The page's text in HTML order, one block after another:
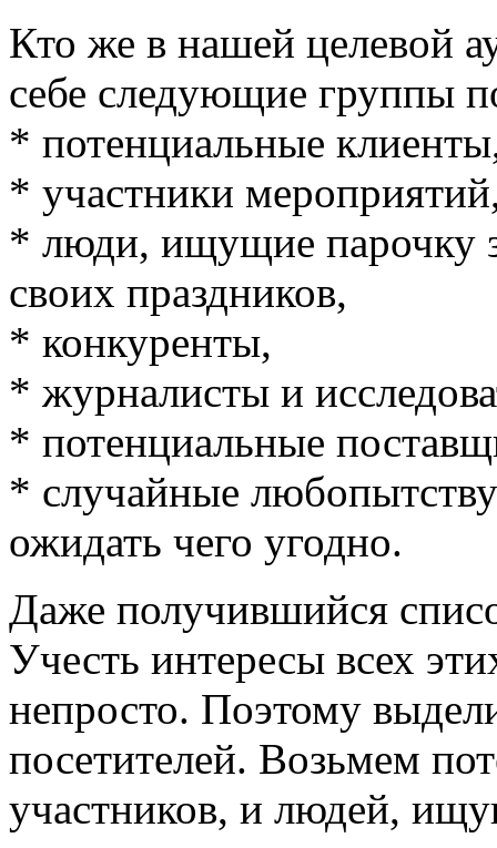
Кто же в нашей целевой
себе следующие группы
* потенциальные
* участники
* люди, ищущие парочку
своих праздников,
* конкуренты,
* журналисты и
* потенциальные
* случайные
ожидать чего угодно.
Даже получившийся
Учесть интересы всех
непросто. Поэтому
посетителей. Возьмем
участников, и людей,